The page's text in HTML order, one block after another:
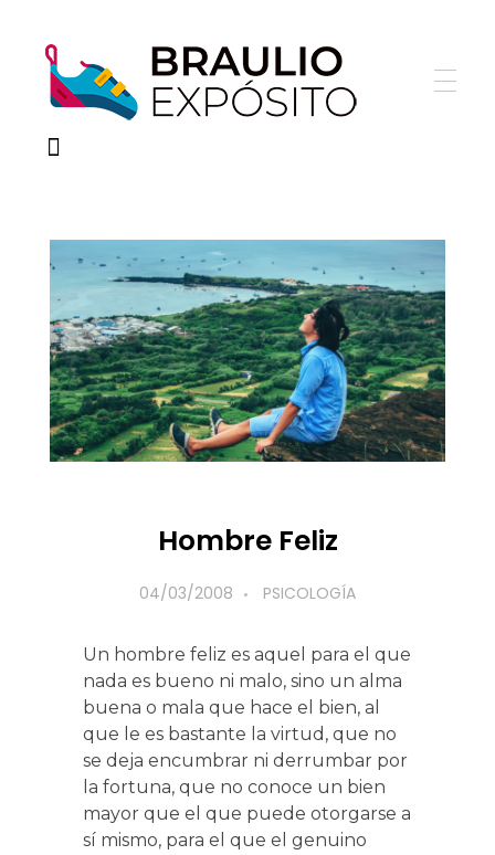
Hombre Feliz
04/03/2008 PSICOLOGÍA
Un hombre feliz es aquel para el que
nada es bueno ni malo, sino un alma
buena o mala que hace el bien, al
que le es bastante la virtud, que no
se deja encumbrar ni derrumbar por
la fortuna, que no conoce un bien
mayor que el que puede otorgarse a
sí mismo, para el que el genuino